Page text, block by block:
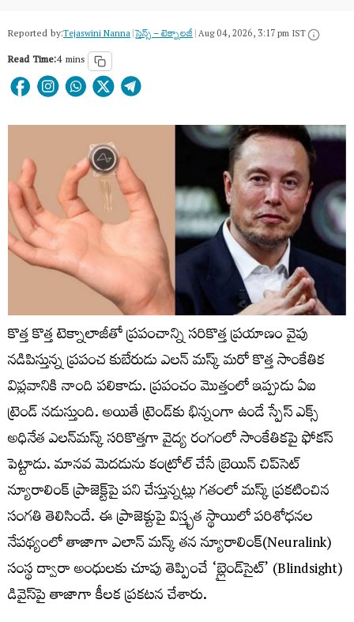
Reported by:Tejaswini Nanna|సైన్స్​ – టెక్నాలజీ|Aug 04, 2026, 3:17 pm IST
Read Time:4 mins
కొత్త కొత్త టెక్నాలాజీతో ప్రపంచాన్ని సరికొత్త ప్రయాణం వైపు
నడిపిస్తున్న ప్రపంచ కుబేరుడు ఎలన్ మస్క్ మరో కొత్త సాంకేతిక
విప్లవానికి నాంది పలికాడు. ప్రపంచం మొత్తంలో ఇప్పుడు ఏఐ
ట్రెండ్ నడుస్తుంది. అయితే ట్రెండ్‌కు భిన్నంగా ఉండే స్పేస్ ఎక్స్
అధినేత ఎలన్‌మస్క్ సరికొత్తగా వైద్య రంగంలో సాంకేతికపై ఫోకస్
పెట్టాడు. మానవ మెదడును కంట్రోల్ చేసే బ్రెయిన్ చిప్‌సెట్‌
న్యూరాలింక్ ప్రాజెక్ట్‌పై పని చేస్తున్నట్లు గతంలో మస్క్ ప్రకటించిన
సంగతి తెలిసిందే. ఈ ప్రాజెక్టుపై విస్తృత స్థాయిలో పరిశోధనల
నేపథ్యంలో తాజాగా ఎలాన్ మస్క్ తన న్యూరాలింక్(Neuralink)
సంస్థ ద్వారా అంధులకు చూపు తెప్పించే ‘బ్లైండ్‌సైట్’ (Blindsight)
డివైస్‌పై తాజాగా కీలక ప్రకటన చేశారు.